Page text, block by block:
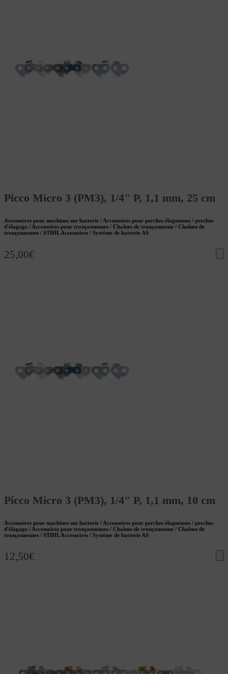
Picco Micro 3 (PM3), 1/4" P, 1,1 mm, 25 cm
Accessoires pour machines sur batterie / Accessoires pour perches élagueuses / perches
d'élagage / Accessoires pour tronçonneuses / Chaînes de tronçonneuse / Chaînes de
tronçonneuses / STIHL Accessoires / Système de batterie AS
25,00€
Picco Micro 3 (PM3), 1/4" P, 1,1 mm, 10 cm
Accessoires pour machines sur batterie / Accessoires pour perches élagueuses / perches
d'élagage / Accessoires pour tronçonneuses / Chaînes de tronçonneuse / Chaînes de
tronçonneuses / STIHL Accessoires / Système de batterie AS
12,50€